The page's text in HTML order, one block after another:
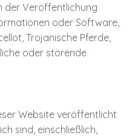
der Veröffentlichung
oder Software,
Trojanische Pferde,
oder störende
Website veröffentlicht
sind, einschließlich,